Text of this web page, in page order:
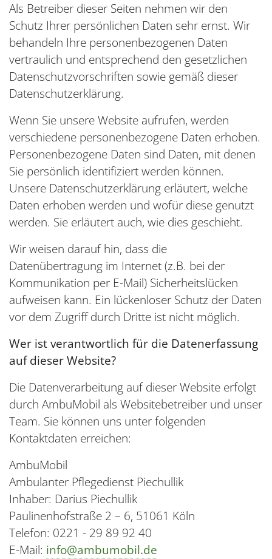
Als Betreiber dieser Seiten nehmen wir den
Schutz Ihrer persönlichen Daten sehr ernst. Wir
behandeln Ihre personenbezogenen Daten
vertraulich und entsprechend den gesetzlichen
Datenschutzvorschriften sowie gemäß dieser
Datenschutzerklärung.
Wenn Sie unsere Website aufrufen, werden
verschiedene personenbezogene Daten erhoben.
Personenbezogene Daten sind Daten, mit denen
Sie persönlich identifiziert werden können.
Unsere Datenschutzerklärung erläutert, welche
Daten erhoben werden und wofür diese genutzt
werden. Sie erläutert auch, wie dies geschieht.
Wir weisen darauf hin, dass die
Datenübertragung im Internet (z.B. bei der
Kommunikation per E-Mail) Sicherheitslücken
aufweisen kann. Ein lückenloser Schutz der Daten
vor dem Zugriff durch Dritte ist nicht möglich.
Wer ist verantwortlich für die Datenerfassung
auf dieser Website?
Die Datenverarbeitung auf dieser Website erfolgt
durch AmbuMobil als Websitebetreiber und unser
Team. Sie können uns unter folgenden
Kontaktdaten erreichen:
AmbuMobil
Ambulanter Pflegedienst Piechullik
Inhaber: Darius Piechullik
Paulinenhofstraße 2 – 6, 51061 Köln
Telefon: 0221 - 29 89 92 40
E-Mail: info@ambumobil.de